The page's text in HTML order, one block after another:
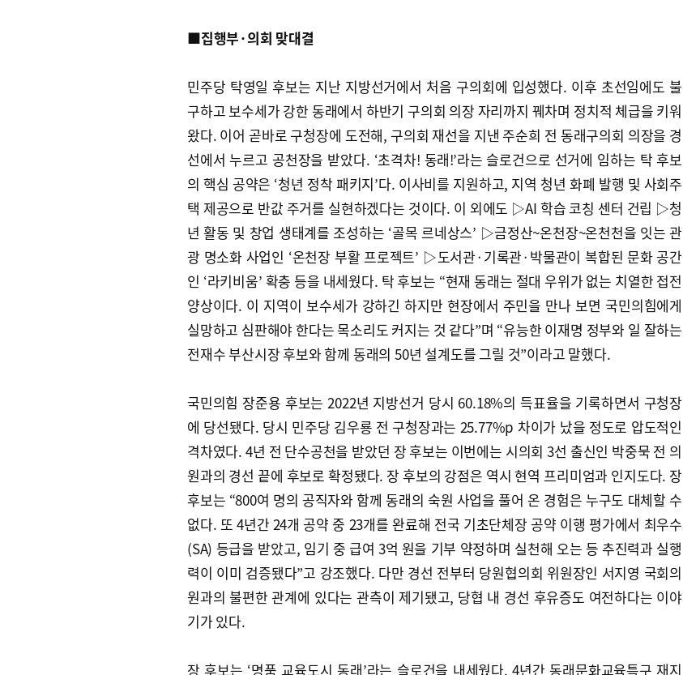
■집행부·의회 맞대결
민주당 탁영일 후보는 지난 지방선거에서 처음 구의회에 입성했다. 이후 초선임에도 불
구하고 보수세가 강한 동래에서 하반기 구의회 의장 자리까지 꿰차며 정치적 체급을 키워
왔다. 이어 곧바로 구청장에 도전해, 구의회 재선을 지낸 주순희 전 동래구의회 의장을 경
선에서 누르고 공천장을 받았다. ‘초격차! 동래!’라는 슬로건으로 선거에 임하는 탁 후보
의 핵심 공약은 ‘청년 정착 패키지’다. 이사비를 지원하고, 지역 청년 화폐 발행 및 사회주
택 제공으로 반값 주거를 실현하겠다는 것이다. 이 외에도 ▷AI 학습 코칭 센터 건립 ▷청
년 활동 및 창업 생태계를 조성하는 ‘골목 르네상스’ ▷금정산~온천장~온천천을 잇는 관
광 명소화 사업인 ‘온천장 부활 프로젝트’ ▷도서관·기록관·박물관이 복합된 문화 공간
인 ‘라키비움’ 확충 등을 내세웠다. 탁 후보는 “현재 동래는 절대 우위가 없는 치열한 접전
양상이다. 이 지역이 보수세가 강하긴 하지만 현장에서 주민을 만나 보면 국민의힘에게
실망하고 심판해야 한다는 목소리도 커지는 것 같다”며 “유능한 이재명 정부와 일 잘하는
전재수 부산시장 후보와 함께 동래의 50년 설계도를 그릴 것”이라고 말했다.
국민의힘 장준용 후보는 2022년 지방선거 당시 60.18%의 득표율을 기록하면서 구청장
에 당선됐다. 당시 민주당 김우룡 전 구청장과는 25.77%p 차이가 났을 정도로 압도적인
격차였다. 4년 전 단수공천을 받았던 장 후보는 이번에는 시의회 3선 출신인 박중묵 전 의
원과의 경선 끝에 후보로 확정됐다. 장 후보의 강점은 역시 현역 프리미엄과 인지도다. 장
후보는 “800여 명의 공직자와 함께 동래의 숙원 사업을 풀어 온 경험은 누구도 대체할 수
없다. 또 4년간 24개 공약 중 23개를 완료해 전국 기초단체장 공약 이행 평가에서 최우수
(SA) 등급을 받았고, 임기 중 급여 3억 원을 기부 약정하며 실천해 오는 등 추진력과 실행
력이 이미 검증됐다”고 강조했다. 다만 경선 전부터 당원협의회 위원장인 서지영 국회의
원과의 불편한 관계에 있다는 관측이 제기됐고, 당협 내 경선 후유증도 여전하다는 이야
기가 있다.
장 후보는 ‘명품 교육도시 동래’라는 슬로건을 내세웠다. 4년간 동래문화교육특구 재지